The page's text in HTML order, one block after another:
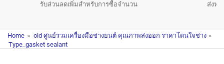
ส่งฟ
รับส่วนลดเพิ่มสำหรับการซื้อจำนวน
Home » old ศูนย์รวมเครื่องมือช่างยนต์ คุณภาพส่งออก ราคาโดนใจช่าง »
Type_gasket sealant